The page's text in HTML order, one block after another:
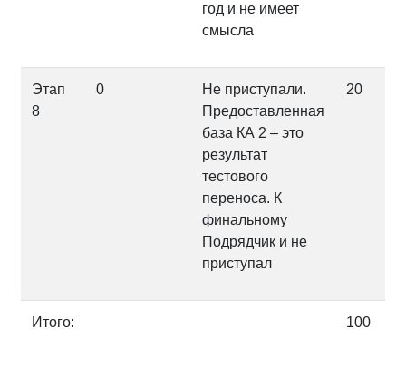
год и не имеет
смысла
Этап
8
0
Не приступали.
Предоставленная
база КА 2 – это
результат
тестового
переноса. К
финальному
Подрядчик и не
приступал
20
Итого: 100